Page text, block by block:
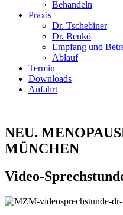
Behandeln
Praxis
Dr. Tschebiner
Dr. Benkö
Empfang und
Ablauf
Termin
Downloads
Anfahrt
NEU.
MÜNCHEN
Video-